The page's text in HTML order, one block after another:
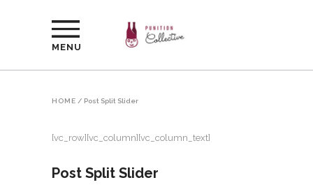
MENU
HOME / Post Split Slider
[vc_row][vc_column][vc_column_text]
Post Split Slider